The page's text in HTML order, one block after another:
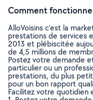
Comment fonctionne
AlloVoisins c’est la
prestations de services
2013 et plébiscitée
de 4,5 millions de
Postez votre demande
particulier ou un
prestations, du plus
pour un bon rapport
Facilitez votre quotidien